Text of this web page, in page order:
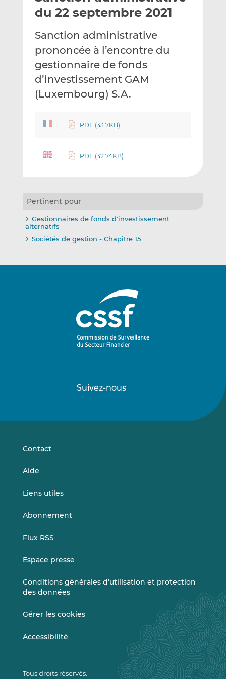
e
r
p
r
e
m
a
g
e
r
u
r
L
i
e
n
g
e
r
u
r
F
a
b
k
du 22 septembre 2021
Sanction administrative
prononcée à l’encontre du
gestionnaire de fonds
d’investissement GAM
(Luxembourg) S.A.
PDF (33.7KB)
PDF (32.74KB)
Pertinent pour
Gestionnaires de fonds d'investissement
alternatifs
Sociétés de gestion - Chapitre 15
Suivez-nous
sursur
Contact
Aide
Liens utiles
Abonnement
Flux RSS
Espace presse
Conditions générales d’utilisation et protection
des données
Gérer les cookies
Accessibilité
Tous droits réservés.